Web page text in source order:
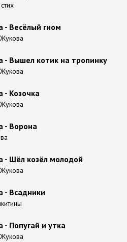
Весёлый гном
Вышел котик на тропинку
Козочка
- Ворона
Шёл козёл молодой
Всадники
Попугай и утка